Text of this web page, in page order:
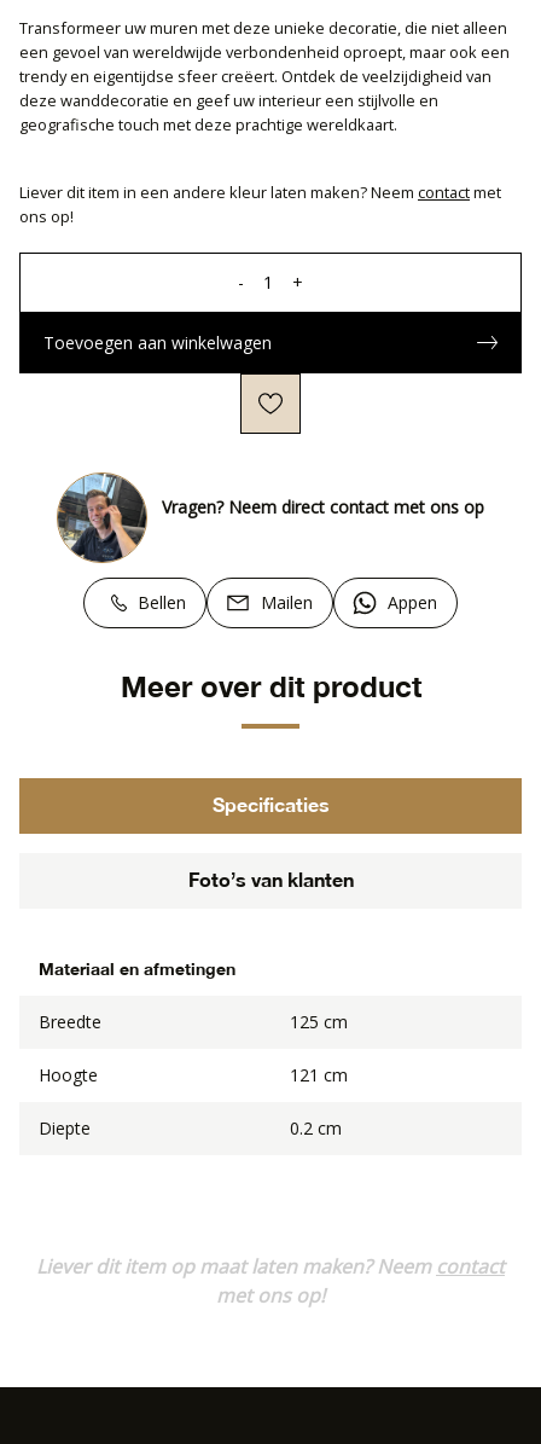
Transformeer uw muren met deze unieke decoratie, die niet alleen
een gevoel van wereldwijde verbondenheid oproept, maar ook een
trendy en eigentijdse sfeer creëert. Ontdek de veelzijdigheid van
deze wanddecoratie en geef uw interieur een stijlvolle en
geografische touch met deze prachtige wereldkaart.
Liever dit item in een andere kleur laten maken? Neem contactmet
ons op!
- 1 +
Toevoegen aan winkelwagen
Vragen? Neem direct contact met ons op
Bellen Mailen Appen
Meer over dit product
Specificaties
Foto’s van klanten
Materiaal en afmetingen
Breedte 125 cm
Hoogte 121 cm
Diepte 0.2 cm
Liever dit item op maat laten maken? Neem contact
met ons op!